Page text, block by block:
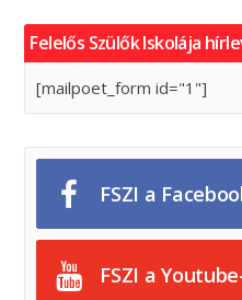
Felelős Szülők Iskolája
[mailpoet_form id="1"]
FSZI a
FSZI a